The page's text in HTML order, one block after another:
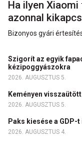
Ha ilyen
azonnal
Bizonyos gyári
Szigorít az egyik
kézipoggyászokra
2026. AUGUSZTUS 5.
Keményen
2026. AUGUSZTUS 5.
Paks kiesése a GDP-
2026. AUGUSZTUS 4.